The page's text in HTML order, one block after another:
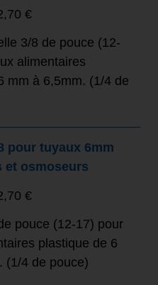
€
3/8 de pouce (12-
alimentaires
mm à 6,5mm. (1/4 de
pour tuyaux 6mm
et osmoseurs
€
pouce (12-17) pour
plastique de 6
(1/4 de pouce)